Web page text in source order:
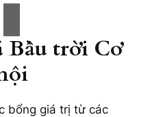
Bầu trời Cơ
bổng giá trị từ các